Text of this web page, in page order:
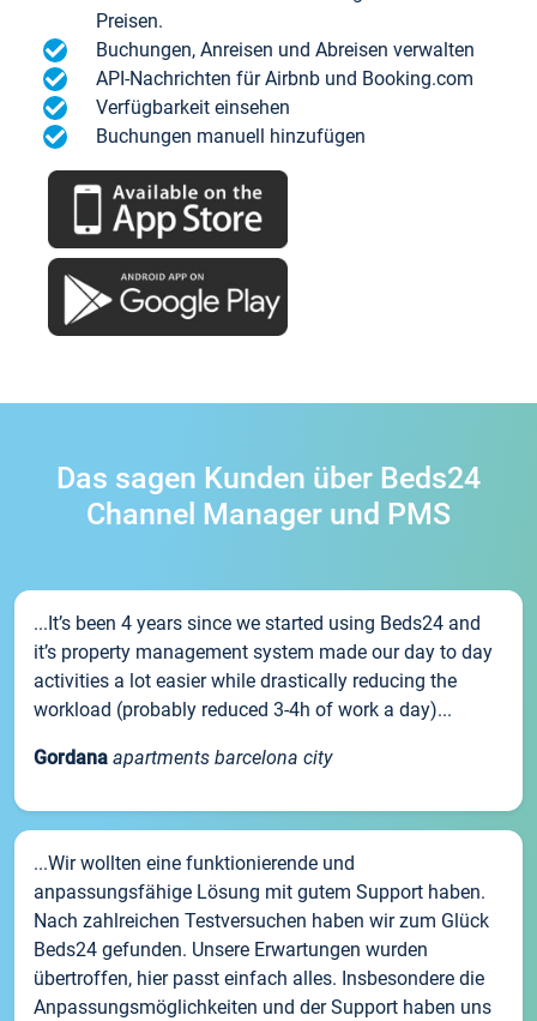
Preisen.
Buchungen, Anreisen und Abreisen verwalten
API-Nachrichten für Airbnb und Booking.com
Verfügbarkeit einsehen
Buchungen manuell hinzufügen
Das sagen Kunden über Beds24
Channel Manager und PMS
...It’s been 4 years since we started using Beds24 and
it’s property management system made our day to day
activities a lot easier while drastically reducing the
workload (probably reduced 3-4h of work a day)...
Gordana apartments barcelona city
...Wir wollten eine funktionierende und
anpassungsfähige Lösung mit gutem Support haben.
Nach zahlreichen Testversuchen haben wir zum Glück
Beds24 gefunden. Unsere Erwartungen wurden
übertroffen, hier passt einfach alles. Insbesondere die
Anpassungsmöglichkeiten und der Support haben uns